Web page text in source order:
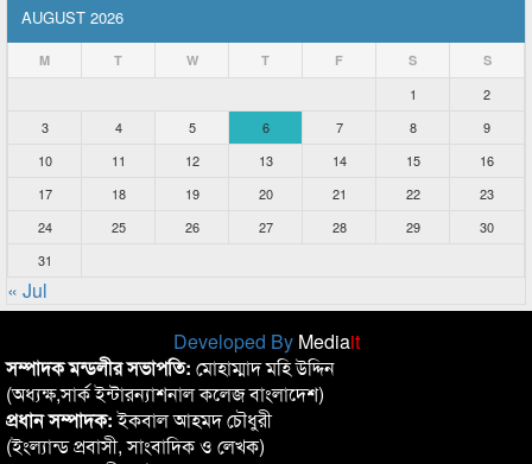
AUGUST 2026
M T W T F S S
1
2
3
4 5 6 7 8
9
10
11 12 13 14 15
16
17
18 19 20 21 22
23
24
25 26 27 28 29
30
31
« Jul
Developed By Mediait
সম্পাদক মন্ডলীর সভাপতি: মোহাম্মাদ মহি উদ্দিন
(অধ্যক্ষ,সার্ক ইন্টারন্যাশনাল কলেজ বাংলাদেশ)
প্রধান সম্পাদক:ইকবাল আহমদ চৌধুরী
(ইংল্যান্ড প্রবাসী, সাংবাদিক ও লেখক)